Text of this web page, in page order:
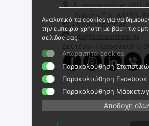
MORAKNIV COMPANION
Μαχαίρι Επιβίωσης
Άμεσα διαθέσιμο
Αποστολή εντός 24 ωρών
(χωρίς ΦΠΑ)
Mora-
Άμεσα
€22.80
€18.39
Λ. Δημοκρατίας 36Β,
Ροδόπη,Τ.Κ. 69133,
+302531071946
info@firstaidshop.gr
Δευτέρα- Παρασκευή
Αναλυτικά τα cookies για να
την εμπειρία χρήστη με βάση τις
σελίδας σας.
Απαραίτητα cookies
Παρακολούθηση
Παρακολούθηση Facebook
Παρακολούθηση
Αποδοχή